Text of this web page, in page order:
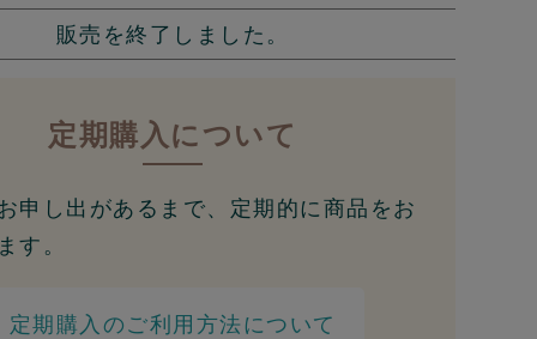
販売を終了しました。
定期購入について
申し出があるまで、定期的に商品をお
す。
定期購入のご利用方法について